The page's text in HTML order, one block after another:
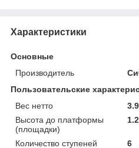
Характеристики
Основные
Производитель
Пользовательские
Вес нетто
Высота до платформы
(площадки)
Количество ступеней
6